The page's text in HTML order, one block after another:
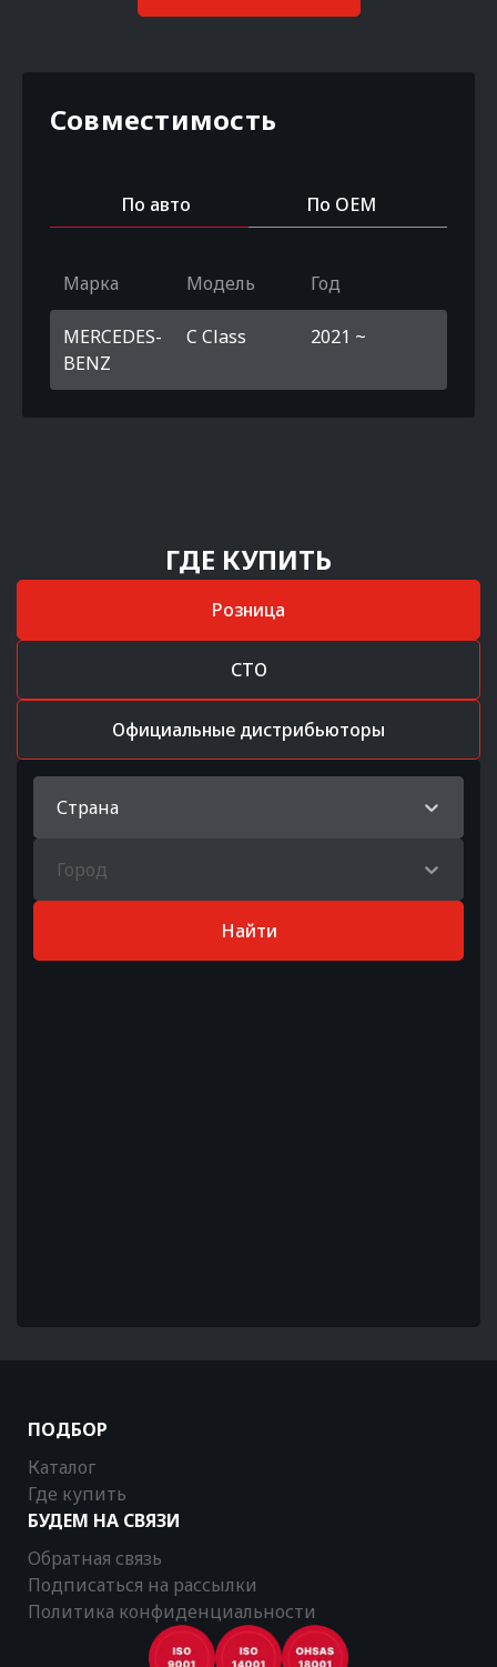
Совместимость
По авто По OEM
Марка Модель Год
MERCEDES-
BENZ
C Class 2021 ~
ГДЕ КУПИТЬ
Розница
СТО
Официальные дистрибьюторы
Страна
Город
Найти
ПОДБОР
Каталог
Где купить
БУДЕМ НА СВЯЗИ
Обратная связь
Подписаться на рассылки
Политика конфиденциальности